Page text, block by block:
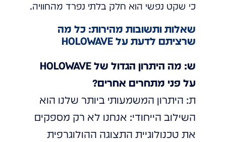
כי שקט נפשי הוא חלק בלתי נפרד מהחוויה.
שאלות ותשובות מהירות: כל מה
שרציתם לדעת על HOLOWAVE
ש: מה היתרון הגדול של HOLOWAVE
על פני מתחרים אחרים?
ת: היתרון המשמעותי ביותר שלנו הוא
השילוב הייחודי: אנחנו לא רק מספקים
את טכנולוגיית התצוגה ההולוגרפית